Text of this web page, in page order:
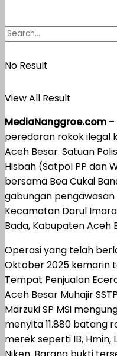
No Result
View All Result
MediaNanggroe.com
peredaran rokok ilegal
Aceh Besar. Satuan
Hisbah (Satpol PP dan
bersama Bea Cukai
gabungan
Kecamatan Darul
Bada, Kabupaten Aceh
Operasi yang telah
Oktober 2025 kemarin
Tempat Penjualan
Aceh Besar Muhajir
Marzuki SP MSi
menyita 11.880 batang
merek seperti IB,